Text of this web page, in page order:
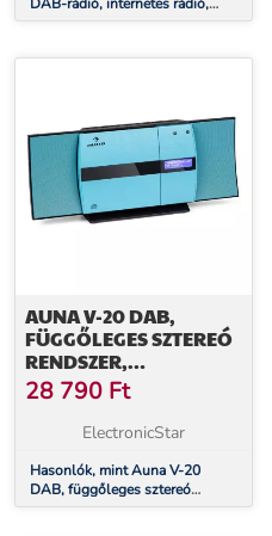
bluetooth, DAB+, ébresztőóra
AUNA V-20 DAB,
FÜGGŐLEGES SZTEREÓ
RENDSZER,
BLUETOOTH, NFC, CD,
MP3, USB, DAB+ ÉS
UKW TUNER
28 790 Ft
ElectronicStar
Hasonlók, mint Auna V-20
DAB, függőleges sztereó
rendszer, bluetooth, NFC, CD,